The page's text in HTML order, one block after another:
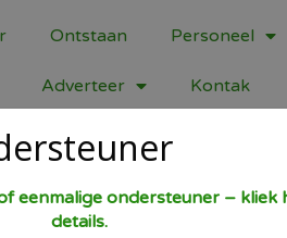
Ontstaan Personeel
Adverteer Kontak
eenmalige ondersteuner – kliek
details.